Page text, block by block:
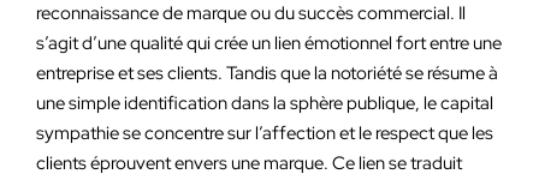
reconnaissance de marque ou du succès commercial. Il
s’agit d’une qualité qui crée un lien émotionnel fort entre une
entreprise et ses clients. Tandis que la notoriété se résume à
une simple identification dans la sphère publique, le capital
sympathie se concentre sur l’affection et le respect que les
clients éprouvent envers une marque. Ce lien se traduit